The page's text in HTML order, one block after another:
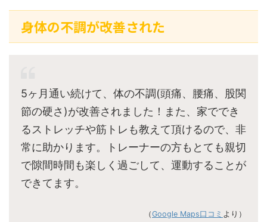
身体の不調が改善された
5ヶ月通い続けて、体の不調(頭痛、腰痛、股関
節の硬さ)が改善されました！また、家ででき
るストレッチや筋トレも教えて頂けるので、非
常に助かります。トレーナーの方もとても親切
で隙間時間も楽しく過ごして、運動することが
できてます。
（Google Maps口コミ より）